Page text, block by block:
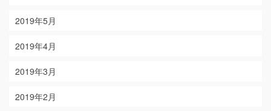
2019年5月
2019年4月
2019年3月
2019年2月